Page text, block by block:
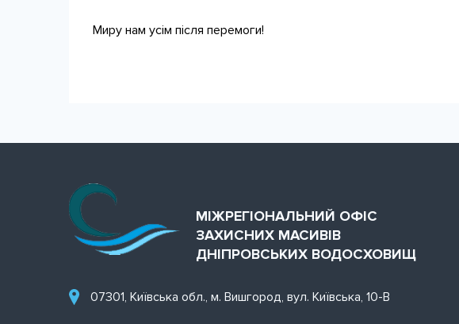
Миру нам усім після перемоги!
МІЖРЕГІОНАЛЬНИЙ ОФІС
ЗАХИСНИХ МАСИВІВ
ДНІПРОВСЬКИХ ВОДОСХОВИЩ
07301, Київська обл., м. Вишгород, вул. Київська, 10-В